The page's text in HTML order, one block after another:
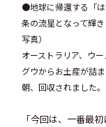
●地球に帰還する「
条の流星となって輝
写真）
オーストラリア、ウ
グウからお土産が詰
朝、回収されました。
「今回は、一番最